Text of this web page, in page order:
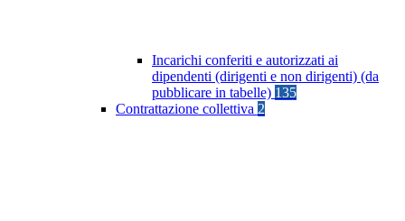
Incarichi conferiti e autorizzati ai
dipendenti (dirigenti e non dirigenti) (da
pubblicare in tabelle) 135
Contrattazione collettiva 2